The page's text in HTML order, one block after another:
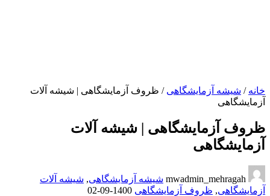
خانه / شیشه آزمایشگاهی / ظروف آزمایشگاهی | شیشه آلات
آزمایشگاهی
ظروف آزمایشگاهی | شیشه آلات
آزمایشگاهی
شیشه آزمایشگاهی, شیشه آلات
آزمایشگاهی, ظروف آزمایشگاهی 1400-09-02